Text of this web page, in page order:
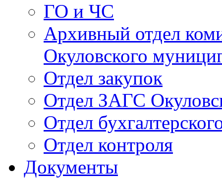
ГО и ЧС
Архивный отдел
Окуловского
Отдел закупок
Отдел ЗАГС
Отдел
Отдел контроля
Документы